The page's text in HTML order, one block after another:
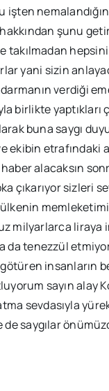
şunu
takılmadan
yani sizin
verdiği
birlikte yaptıkları
buna saygı
ekibin
alacaksın
çıkarıyor sizleri
milyarlarca liraya
da tenezzül
insanların
sayın alay
sevdasıyla
saygılar